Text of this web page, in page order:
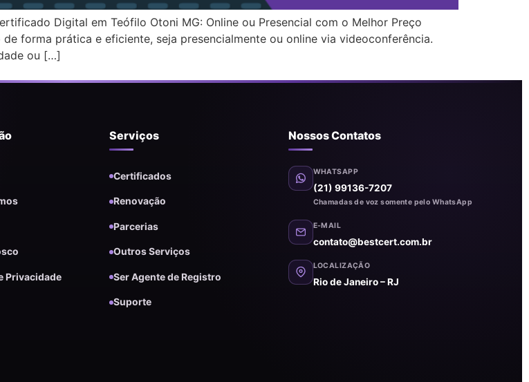
Digital em Teófilo Otoni MG: Online ou Presencial com o Melhor Preço
forma prática e eficiente, seja presencialmente ou online via videoconferência.
ou […]
Privacidade
Serviços
Certificados
Renovação
Parcerias
Outros Serviços
Ser Agente de Registro
Suporte
Nossos Contatos
WHATSAPP
(21) 99136-7207
Chamadas de voz somente pelo WhatsApp
E-MAIL
contato@bestcert.com.br
LOCALIZAÇÃO
Rio de Janeiro – RJ